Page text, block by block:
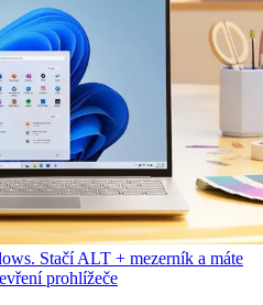
Stačí ALT + mezerník a máte
prohlížeče